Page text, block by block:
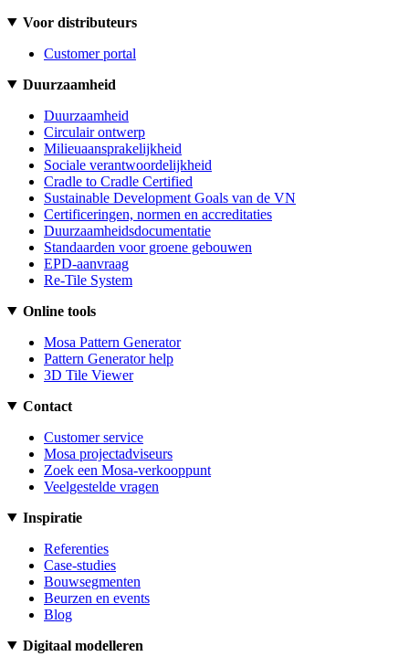
Voor distributeurs
Customer portal
Duurzaamheid
Duurzaamheid
Circulair ontwerp
Milieuaansprakelijkheid
Sociale verantwoordelijkheid
Cradle to Cradle Certified
Sustainable Development Goals van de VN
Certificeringen, normen en accreditaties
Duurzaamheidsdocumentatie
Standaarden voor groene gebouwen
EPD-aanvraag
Re-Tile System
Online tools
Mosa Pattern Generator
Pattern Generator help
3D Tile Viewer
Contact
Customer service
Mosa projectadviseurs
Zoek een Mosa-verkooppunt
Veelgestelde vragen
Inspiratie
Referenties
Case-studies
Bouwsegmenten
Beurzen en events
Blog
Digitaal modelleren